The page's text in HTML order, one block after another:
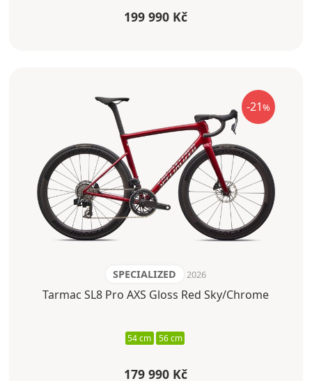
199 990 Kč
-21%
SPECIALIZED 2026
Tarmac SL8 Pro AXS Gloss Red Sky/Chrome
54 cm 56 cm
179 990 Kč